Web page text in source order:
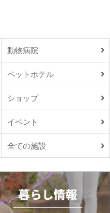
動物病院
ペットホテル
ショップ
イベント
全ての施設